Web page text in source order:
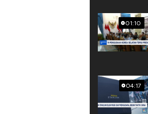
01:10
04:17